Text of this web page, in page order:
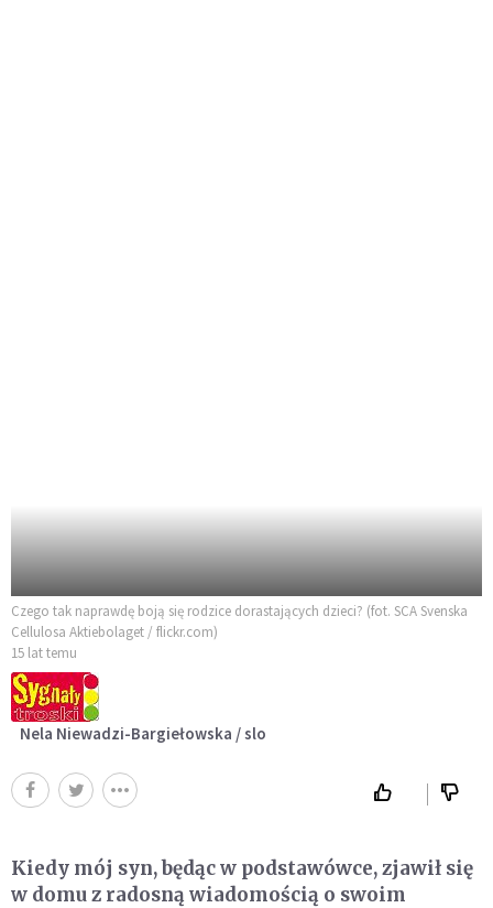
Czego tak naprawdę boją się rodzice dorastających dzieci? (fot. SCA Svenska
Cellulosa Aktiebolaget / flickr.com)
15 lat temu
Nela Niewadzi-Bargiełowska / slo
Kiedy mój syn, będąc w podstawówce, zjawił się
w domu z radosną wiadomością o swoim